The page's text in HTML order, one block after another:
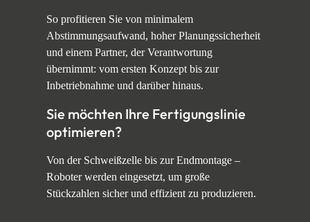
So profitieren Sie von minimalem
Abstimmungsaufwand, hoher Planungssicherheit
und einem Partner, der Verantwortung
übernimmt: vom ersten Konzept bis zur
Inbetriebnahme und darüber hinaus.
Sie möchten Ihre Fertigungslinie
optimieren?
Von der Schweißzelle bis zur Endmontage –
Roboter werden eingesetzt, um große
Stückzahlen sicher und effizient zu produzieren.